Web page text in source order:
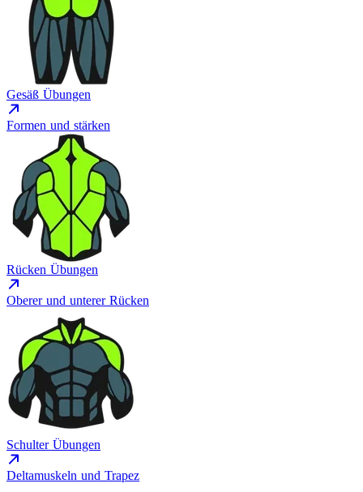
Gesäß Übungen
Formen und stärken
Rücken Übungen
Oberer und unterer Rücken
Schulter Übungen
Deltamuskeln und Trapez